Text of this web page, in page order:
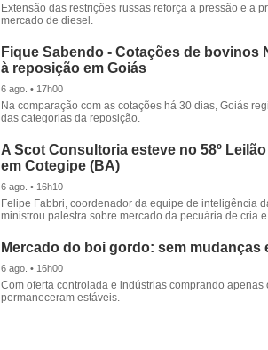
Extensão das restrições russas reforça a pressão e a
mercado de diesel.
Fique Sabendo - Cotações de bovinos
à reposição em Goiás
6 ago. • 17h00
Na comparação com as cotações há 30 dias, Goiás
das categorias da reposição.
A Scot Consultoria esteve no 58º
em Cotegipe (BA)
6 ago. • 16h10
Felipe Fabbri, coordenador da equipe de inteligência
ministrou palestra sobre mercado da pecuária de cria
Mercado do boi gordo: sem mudanças
6 ago. • 16h00
Com oferta controlada e indústrias comprando apenas
permaneceram estáveis.